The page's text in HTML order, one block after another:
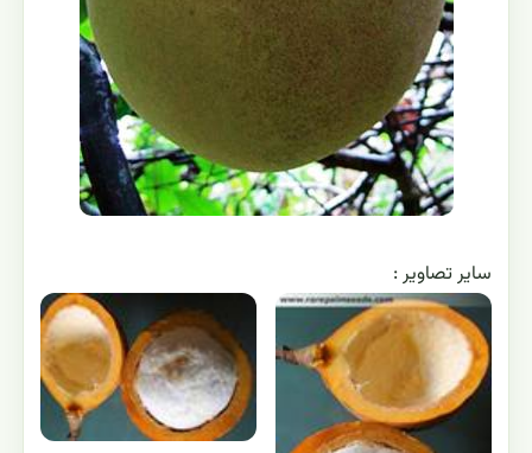
ساير تصاوير :